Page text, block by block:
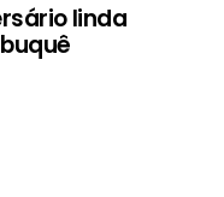
linda